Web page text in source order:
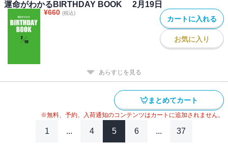
運命がわかるBIRTHDAY BOOK 2月19日
¥660 (税込)
カートに入れる
お気に入り
あらすじを見る
まとめてカート
※無料、予約、入荷通知のコンテンツはカートに追加されません。
1 ... 4 5 6 ... 37